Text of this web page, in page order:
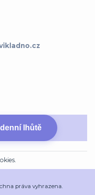
lhůtě
práva vyhrazena.